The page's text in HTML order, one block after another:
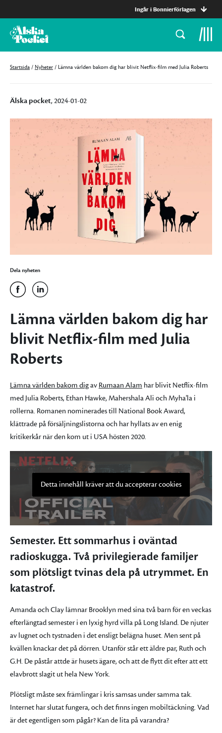
Ingår i Bonnierförlagen
Startsida / Nyheter / Lämna världen bakom dig har blivit Netflix-film med Julia Roberts
Älska pocket, 2024-01-02
Dela nyheten
Lämna världen bakom dig har
blivit Netflix-film med Julia
Roberts
Lämna världen bakom digav Rumaan Alam har blivit Netflix-film
med Julia Roberts, Ethan Hawke, Mahershala Ali och Myha'la i
rollerna. Romanen nominerades till National Book Award,
klättrade på försäljningslistorna och har hyllats av en enig
kritikerkår när den kom ut i USA hösten 2020.
Detta innehåll kräver att du accepterar cookies
Semester. Ett sommarhus i oväntad
radioskugga. Två privilegierade familjer
som plötsligt tvinas dela på utrymmet. En
katastrof.
Amanda och Clay lämnar Brooklyn med sina två barn för en veckas
efterlängtad semester i en lyxig hyrd villa på Long Island. De njuter
av lugnet och tystnaden i det ensligt belägna huset. Men sent på
kvällen knackar det på dörren. Utanför står ett äldre par, Ruth och
G.H. De påstår attde är husets ägare, och att de flytt dit efter att ett
elavbrott slagit ut hela New York.
Plötsligt måste sex främlingar i kris samsas under samma tak.
Internet har slutat fungera, och det finns ingen mobiltäckning. Vad
är det egentligen som pågår? Kan de lita på varandra?